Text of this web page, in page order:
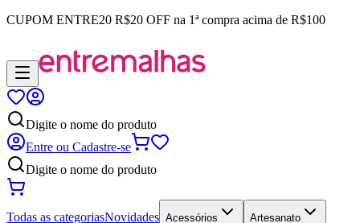
CUPOM ENTRE20 R$20 OFF na 1ª compra acima de R$100
Digite o nome do produto
Entre ou Cadastre-se
Digite o nome do produto
Todas as categoriasNovidades Acessórios Artesanato